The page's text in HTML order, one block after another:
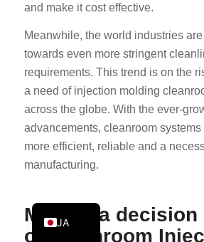
and make it cost effective.
Meanwhile, the world industries
towards even more stringent
requirements. This trend is on the
a need of injection molding
across the globe. With the ever-
advancements, cleanroom
more efficient, reliable and a
manufacturing.
Making a decision
of Cleanroom
JA
FR
DE
RU
PL
TR
AR